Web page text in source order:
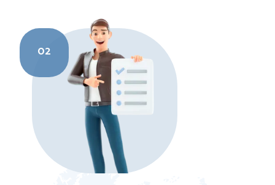
02